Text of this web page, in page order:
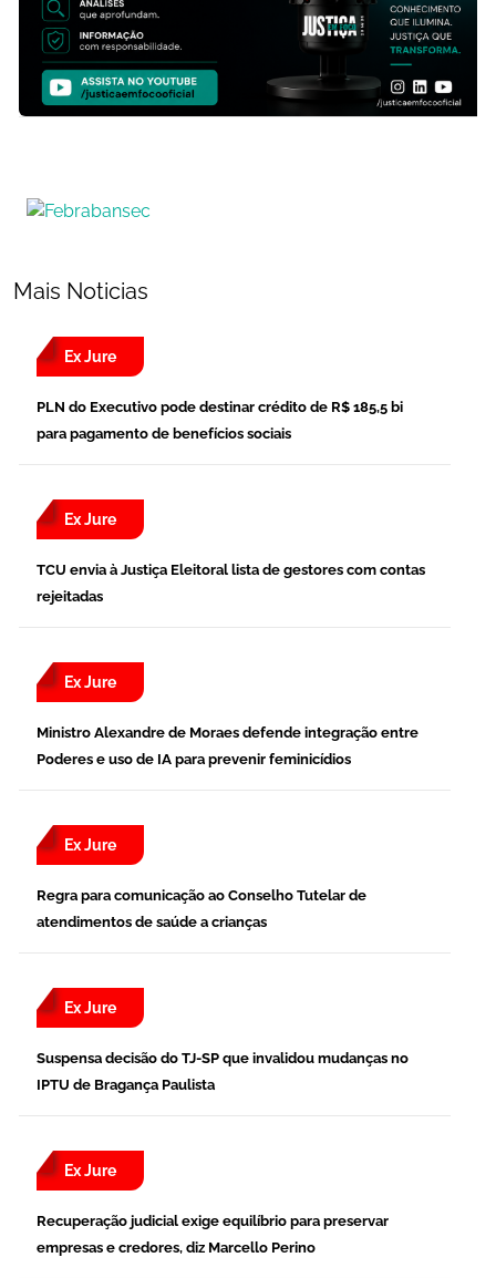
Mais Noticias
Ex Jure
PLN do Executivo pode destinar crédito de R$ 185,5 bi
para pagamento de benefícios sociais
Ex Jure
TCU envia à Justiça Eleitoral lista de gestores com contas
rejeitadas
Ex Jure
Ministro Alexandre de Moraes defende integração entre
Poderes e uso de IA para prevenir feminicídios
Ex Jure
Regra para comunicação ao Conselho Tutelar de
atendimentos de saúde a crianças
Ex Jure
Suspensa decisão do TJ-SP que invalidou mudanças no
IPTU de Bragança Paulista
Ex Jure
Recuperação judicial exige equilíbrio para preservar
empresas e credores, diz Marcello Perino